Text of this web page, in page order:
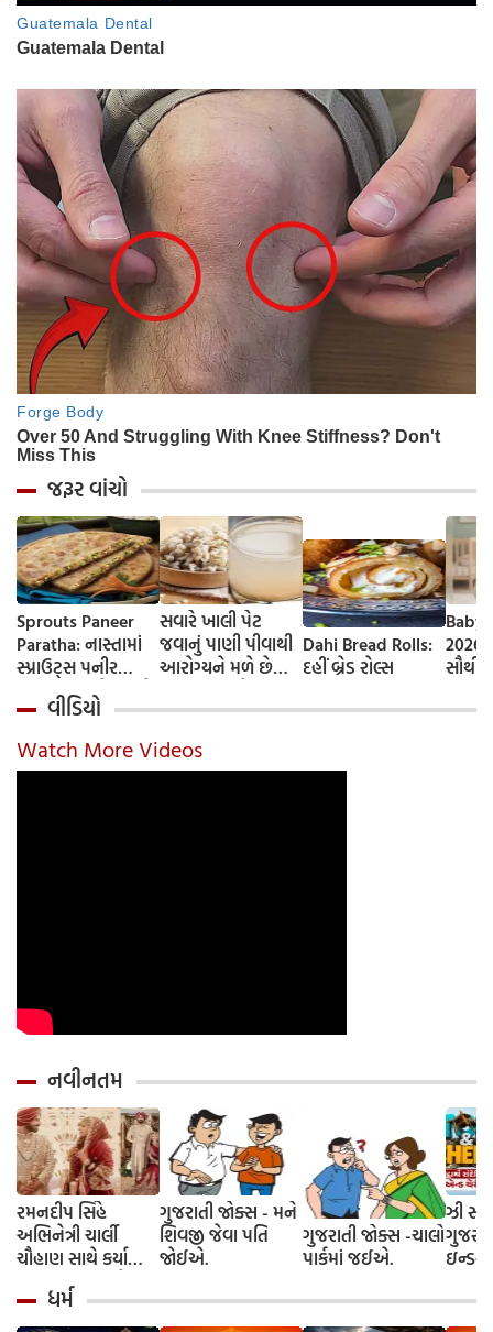
જરૂર વાંચો
Sprouts Paneer
Paratha: નાસ્તામાં
સ્પ્રાઉટ્સ પનીર
પરાઠા બનાવો, તમને
પ્રોટીનનો ડબલ ડોઝ
મળશે
સવારે ખાલી પેટ
જવાનું પાણી પીવાથી
આરોગ્યને મળે છે
જાણીએ તેના ફાયદા
અને ઉપયોગ કરવાની
યોગ્ય રીત
Dahi Bread Rolls:
દહીં બ્રેડ રોલ્સ
Baby
વીડિયો
Watch More Videos
નવીનતમ
રમનદીપ સિંહે
અભિનેત્રી ચાર્લી
ચૌહાણ સાથે કર્યા
લગ્ન, જશ્નમાં ક્રિકેટ
જગતના કલાકારોની
ગુજરાતી જોક્સ - મને
શિવજી જેવા પતિ
જોઈએ.
ગુજરાતી જોક્સ -ચાલો
પાર્કમાં જઈએ.
ઝી
ધર્મ